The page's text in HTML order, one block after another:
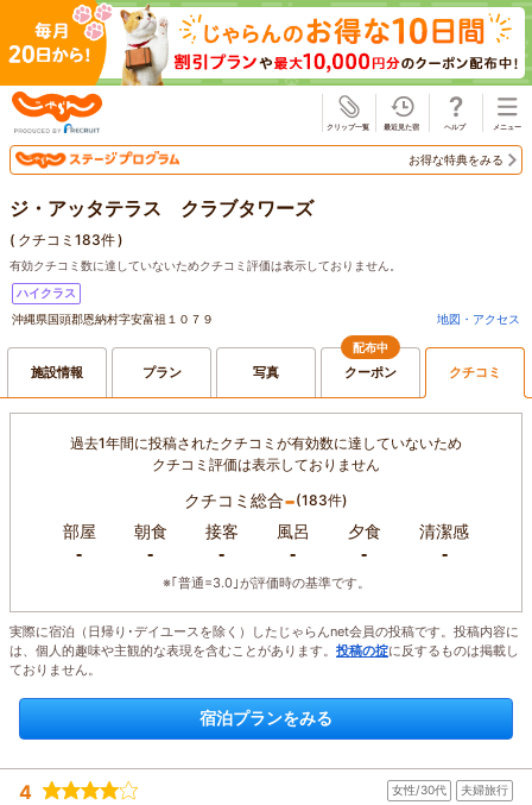
お得な特典をみる
ジ・アッタテラス クラブタワーズ
( クチコミ183件)
有効クチコミ数に達していないためクチコミ評価は表示しておりません。
ハイクラス
沖縄県国頭郡恩納村字安富祖１０７９
地図・アクセス
施設情報 プラン 写真
配布中
クーポン クチコミ
過去1年間に投稿されたクチコミが有効数に達していないため
クチコミ評価は表示しておりません
クチコミ総合-(183件)
部屋
-
朝食
-
接客
-
風呂
-
夕食
-
清潔感
-
※｢普通=3.0｣が評価時の基準です。
実際に宿泊（日帰り･デイユースを除く）したじゃらんnet会員の投稿です。投稿内容に
は、個人的趣味や主観的な表現を含むことがあります。 投稿の掟に反するものは掲載し
ておりません。
宿泊プランをみる
4 女性/30代 夫婦旅行